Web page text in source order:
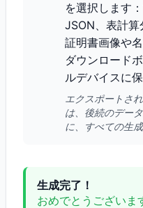
を選択します
JSON、表計
証明書画像や
ダウンロード
ルデバイスに保
エクスポートさ
は、後続のデー
に、すべての生
生成完了！
おめでとうございま